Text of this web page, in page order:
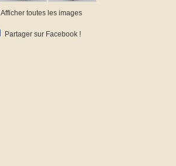
Afficher toutes les images
Partager sur Facebook !